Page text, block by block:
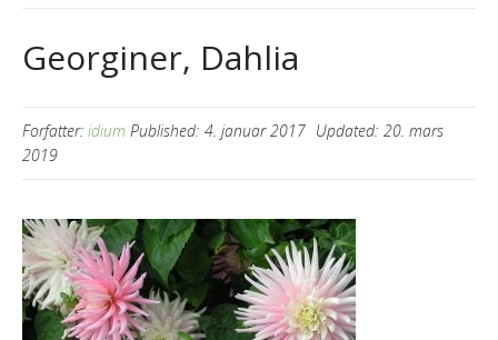
Georginer, Dahlia
Forfatter: idium Published: 4. januar 2017 Updated: 20. mars
2019